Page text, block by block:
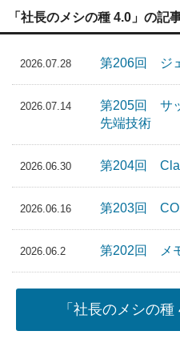
「社長のメシの種 4.0」の記
2026.07.28 第206回 ジ
2026.07.14
第205回 サ
先端技術
2026.06.30 第204回
2026.06.16 第203回
2026.06.2 第202回 メ
「社長のメシの